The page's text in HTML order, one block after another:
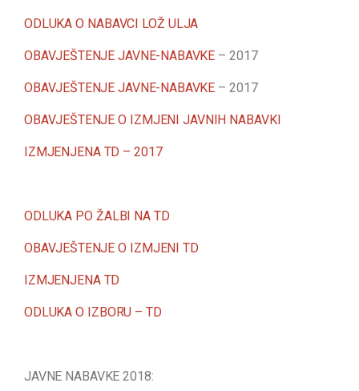
ODLUKA O NABAVCI LOŽ ULJA
OBAVJEŠTENJE JAVNE-NABAVKE – 2017
OBAVJEŠTENJE JAVNE-NABAVKE – 2017
OBAVJEŠTENJE O IZMJENI JAVNIH NABAVKI
IZMJENJENA TD – 2017
ODLUKA PO ŽALBI NA TD
OBAVJEŠTENJE O IZMJENI TD
IZMJENJENA TD
ODLUKA O IZBORU – TD
JAVNE NABAVKE 2018: